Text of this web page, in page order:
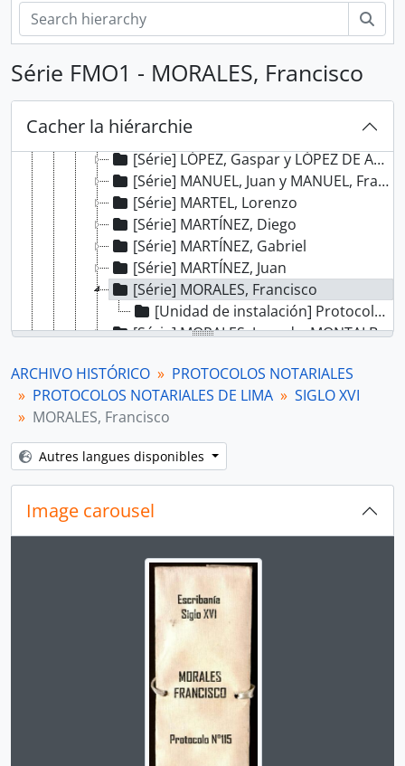
Série FMO1 - MORALES, Francisco
Cacher la hiérarchie
[Série] HERNÁNDEZ, Alonso y HERNÁNDEZ, Juan
[Série] HERNÁNDEZ, Alonso
[Série] HERNÁNDEZ, Blas
[Série] HERRERA, Alonso y HERRERA, Juan
[Série] LEDESMA, Gerónimo de
[Série] LÓPEZ, García
[Série] LÓPEZ, Gaspar y LÓPEZ DE ARRIETA, Juan
[Série] MANUEL, Juan y MANUEL, Francisco
[Série] MARTEL, Lorenzo
[Série] MARTÍNEZ, Diego
[Série] MARTÍNEZ, Gabriel
[Série] MARTÍNEZ, Juan
[Série] MORALES, Francisco
[Unidad de instalación] Protocolo notarial de Francisco Morales
[Série] MORALES, Juan de, MONTALBO, Pedro de, y otros
[Série] NÚÑEZ DE LA VEGA, Sebastián
[Série] PÉREZ, Esteban y GASCÓN, Bartolomé
[Série] PÉREZ, Esteban
[Série] PÉREZ, Esteban, GONZÁLES, Diego, GONZÁLES CONTRERAS, Pedro
[Série] QUIÑONES, Bartolomé de
[Sección] SIGLO XVII
[Sección] SIGLO XVIII
[Agrupación documental] COLECCIONES
ARCHIVO HISTÓRICO
PROTOCOLOS NOTARIALES
PROTOCOLOS NOTARIALES DE LIMA
SIGLO XVI
MORALES, Francisco
Autres langues disponibles
Image carousel
Changer la présente diapositive de ce carrousel